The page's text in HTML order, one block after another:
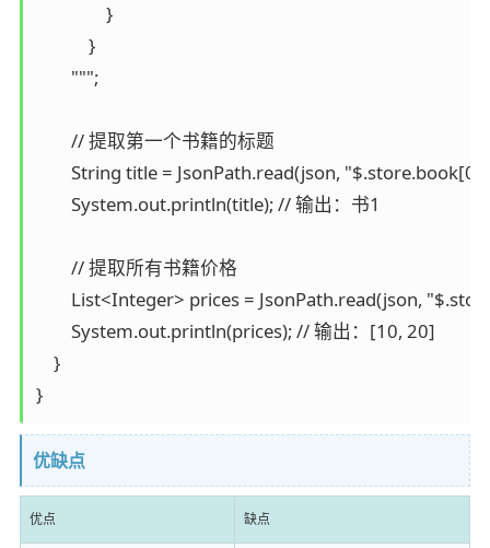
                }
            }
        """;
        // 提取第一个书籍的标题
String title = JsonPath.read(json,
        System.out.println(title); // 输出：书1
        // 提取所有书籍价格
List<Integer> prices = JsonPath.read(json,
        System.out.println(prices); // 输出：[10, 20]
    }
}
优缺点
优点 缺点